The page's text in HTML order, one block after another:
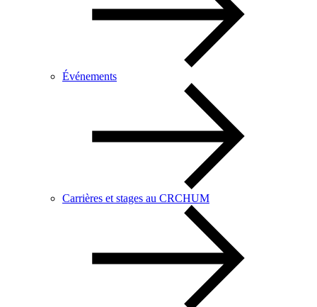
Événements
Carrières et stages au CRCHUM